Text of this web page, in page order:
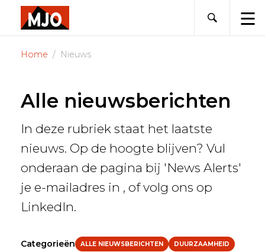
Skip
Home Nieuws
Alle nieuwsberichten
In deze rubriek staat het laatste
nieuws. Op de hoogte blijven? Vul
onderaan de pagina bij 'News Alerts'
je e-mailadres in , of volg ons op
LinkedIn.
Categorieën ALLE NIEUWSBERICHTEN DUURZAAMHEID